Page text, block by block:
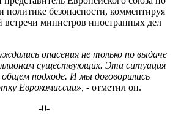
политике безопасности, комментируя
встречи министров иностранных дел
опасения не только по выдаче
существующих. Эта ситуация
подходе. И мы договорились
Еврокомиссии», - отметил он.
-0-